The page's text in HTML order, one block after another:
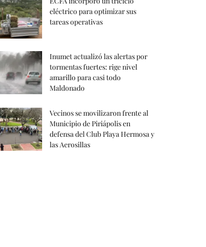
eléctrico para optimizar sus
tareas operativas
Inumet actualizó las alertas por
tormentas fuertes: rige nivel
amarillo para casi todo
Maldonado
Vecinos se movilizaron frente al
Municipio de Piriápolis en
defensa del Club Playa Hermosa y
las Aerosillas